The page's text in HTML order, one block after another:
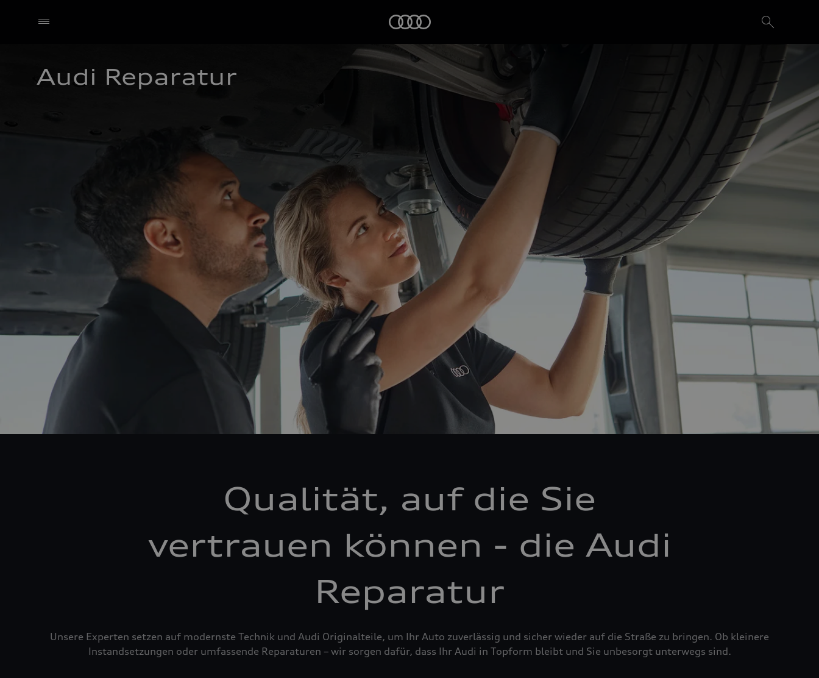
Audi Reparatur
Qualität, auf die Sie
vertrauen können - die Audi
Reparatur
Unsere Experten setzen auf modernste Technik und Audi Originalteile, um Ihr Auto zuverlässig und sicher wieder auf die Straße zu bringen. Ob kleinere
Instandsetzungen oder umfassende Reparaturen – wir sorgen dafür, dass Ihr Audi in Topform bleibt und Sie unbesorgt unterwegs sind.